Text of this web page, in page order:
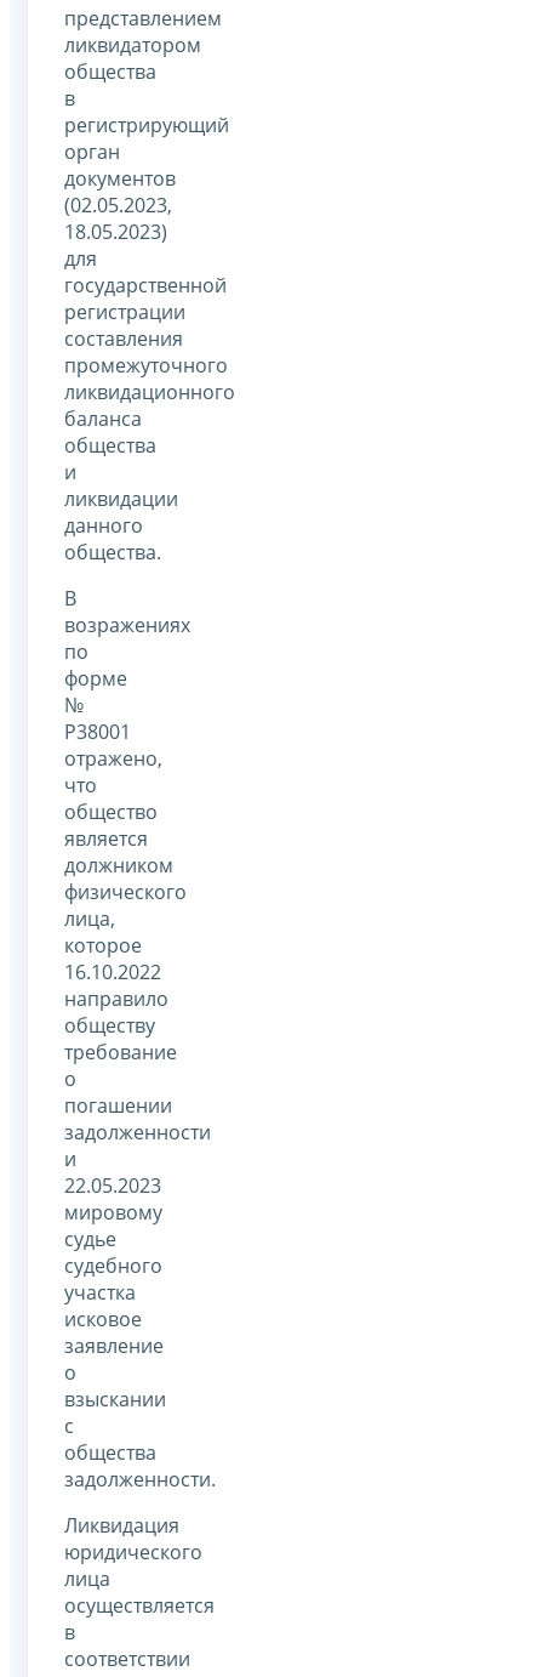
представлением
ликвидатором
общества
в
регистрирующий
орган
документов
(02.05.2023,
18.05.2023)
для
государственной
регистрации
составления
промежуточного
ликвидационного
баланса
общества
и
ликвидации
данного
общества.
В
возражениях
по
форме
№
Р38001
отражено,
что
общество
является
должником
физического
лица,
которое
16.10.2022
направило
обществу
требование
о
погашении
задолженности
и
22.05.2023
мировому
судье
судебного
участка
исковое
заявление
о
взыскании
с
общества
задолженности.
Ликвидация
юридического
лица
осуществляется
в
соответствии